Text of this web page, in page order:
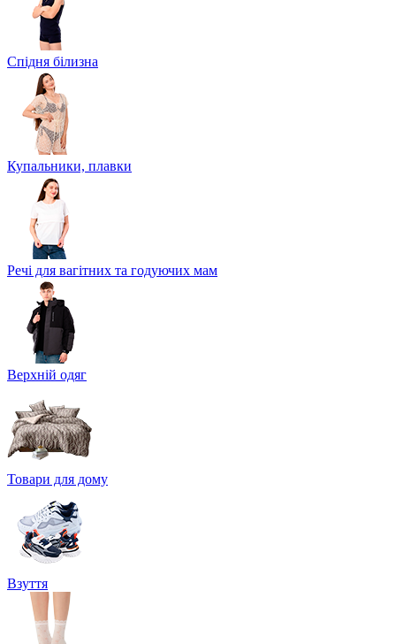
Спідня білизна
Купальники, плавки
Речі для вагітних та годуючих мам
Верхній одяг
Товари для дому
Взуття